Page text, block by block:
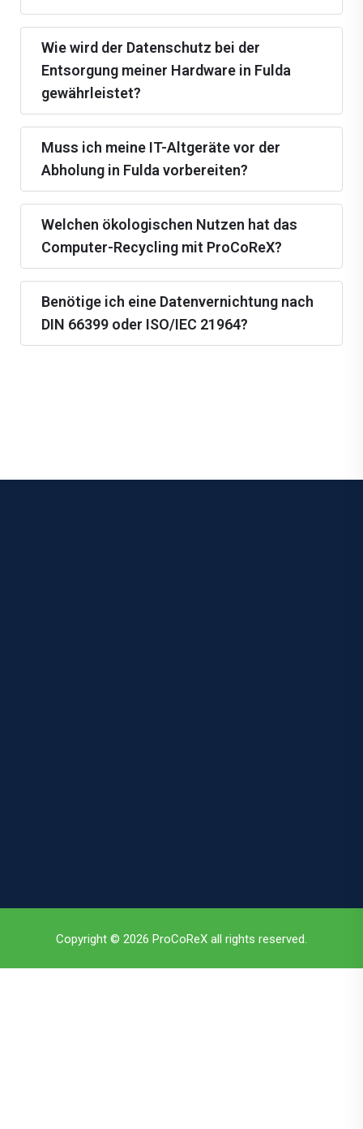
Wie wird der Datenschutz bei der
Entsorgung meiner Hardware in Fulda
gewährleistet?
Muss ich meine IT-Altgeräte vor der
Abholung in Fulda vorbereiten?
Welchen ökologischen Nutzen hat das
Computer-Recycling mit ProCoReX?
Benötige ich eine Datenvernichtung nach
DIN 66399 oder ISO/IEC 21964?
Copyright © 2026 ProCoReX all rights reserved.